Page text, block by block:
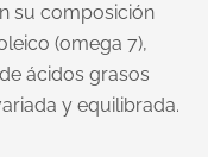
su composición
(omega 7),
ácidos grasos
y equilibrada.